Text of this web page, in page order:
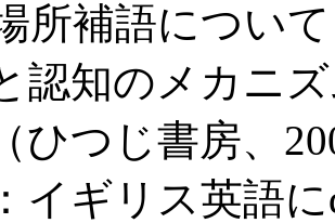
所補語につい
認知のメカニ
ひつじ書房、
イギリス英語